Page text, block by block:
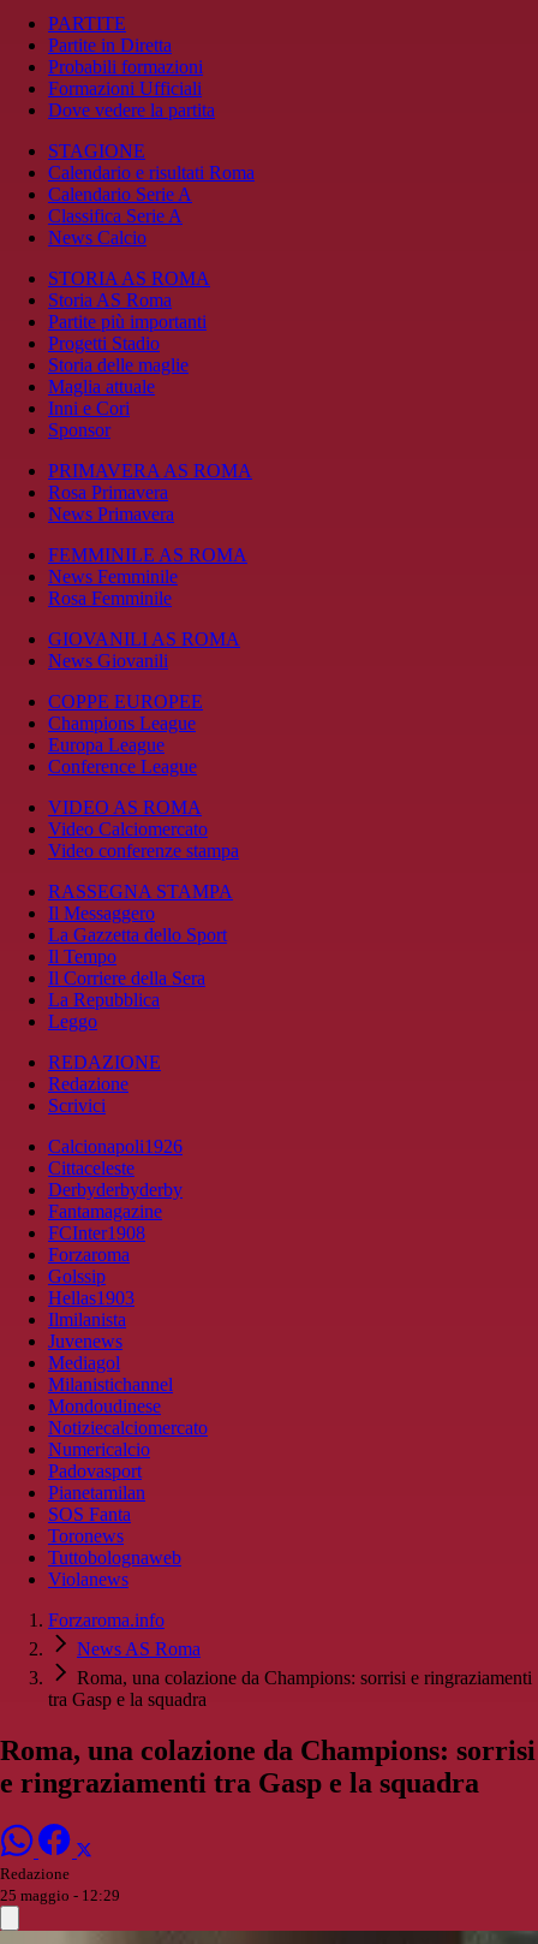
PARTITE
Partite in Diretta
Probabili formazioni
Formazioni Ufficiali
Dove vedere la partita
STAGIONE
Calendario e risultati Roma
Calendario Serie A
Classifica Serie A
News Calcio
STORIA AS ROMA
Storia AS Roma
Partite più importanti
Progetti Stadio
Storia delle maglie
Maglia attuale
Inni e Cori
Sponsor
PRIMAVERA AS ROMA
Rosa Primavera
News Primavera
FEMMINILE AS ROMA
News Femminile
Rosa Femminile
GIOVANILI AS ROMA
News Giovanili
COPPE EUROPEE
Champions League
Europa League
Conference League
VIDEO AS ROMA
Video Calciomercato
Video conferenze stampa
RASSEGNA STAMPA
Il Messaggero
La Gazzetta dello Sport
Il Tempo
Il Corriere della Sera
La Repubblica
Leggo
REDAZIONE
Redazione
Scrivici
Calcionapoli1926
Cittaceleste
Derbyderbyderby
Fantamagazine
FCInter1908
Forzaroma
Golssip
Hellas1903
Ilmilanista
Juvenews
Mediagol
Milanistichannel
Mondoudinese
Notiziecalciomercato
Numericalcio
Padovasport
Pianetamilan
SOS Fanta
Toronews
Tuttobolognaweb
Violanews
Forzaroma.info
News AS Roma
Roma, una colazione da Champions: sorrisi e ringraziamenti
tra Gasp e la squadra
Roma, una colazione da Champions: sorrisi
e ringraziamenti tra Gasp e la squadra
Redazione
25 maggio - 12:29